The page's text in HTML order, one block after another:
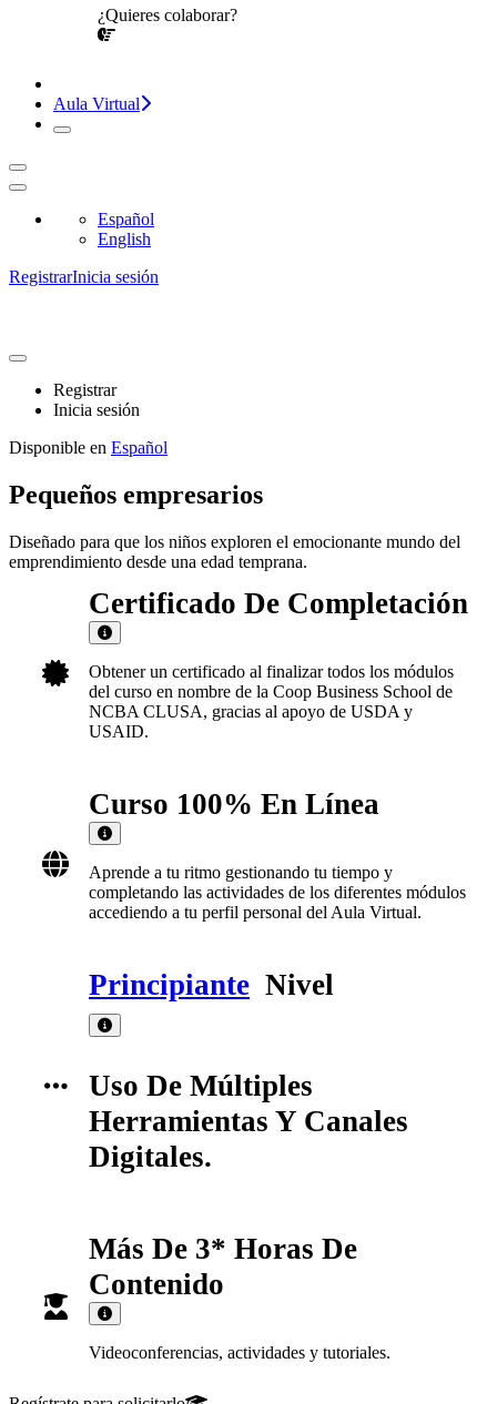
¿Quieres colaborar?
Aula Virtual
Español
English
RegistrarInicia sesión
Registrar
Inicia sesión
Disponible en Español
Pequeños empresarios
Diseñado para que los niños exploren el emocionante mundo del
emprendimiento desde una edad temprana.
Certificado De Completación
Obtener un certificado al finalizar todos los módulos
del curso en nombre de la Coop Business School de
NCBA CLUSA, gracias al apoyo de USDA y
USAID.
Curso 100% En Línea
Aprende a tu ritmo gestionando tu tiempo y
completando las actividades de los diferentes módulos
accediendo a tu perfil personal del Aula Virtual.
Principiante Nivel
Uso De Múltiples
Herramientas Y Canales
Digitales.
Más De 3* Horas De
Contenido
Videoconferencias, actividades y tutoriales.